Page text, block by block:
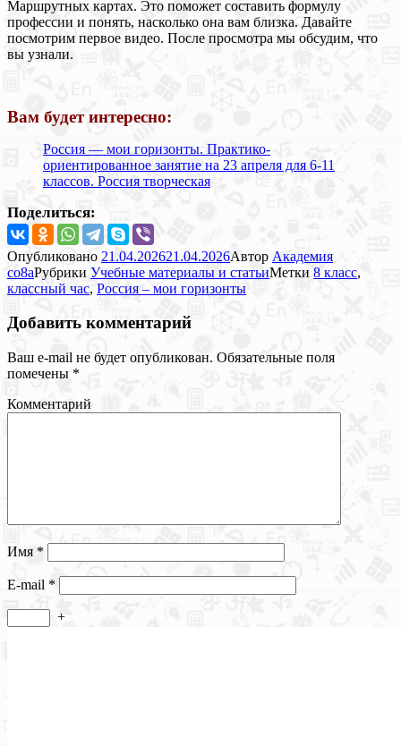
Маршрутных картах. Это поможет составить формулу
профессии и понять, насколько она вам близка. Давайте
посмотрим первое видео. После просмотра мы обсудим, что
вы узнали.
Вам будет интересно:
Россия — мои горизонты. Практико-
ориентированное занятие на 23 апреля для 6-11
классов. Россия творческая
Поделиться:
Опубликовано 21.04.202621.04.2026Автор Академия
co8aРубрики Учебные материалы и статьиМетки 8 класс,
классный час, Россия – мои горизонты
Добавить комментарий
Ваш e-mail не будет опубликован. Обязательные поля
помечены *
Комментарий
Имя *
E-mail *
+